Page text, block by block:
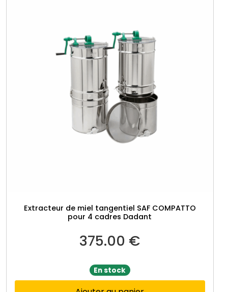
Extracteur de miel tangentiel SAF COMPATTO
pour 4 cadres Dadant
375.00 €
En stock